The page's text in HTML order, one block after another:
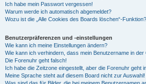
Ich habe mein Passwort vergessen!
Warum werde ich automatisch abgemeldet?
Wozu ist die „Alle Cookies des Boards löschen“-Funktion?
Benutzerpräferenzen und -einstellungen
Wie kann ich meine Einstellungen ändern?
Wie kann ich verhindern, dass mein Benutzername in
Die Forenuhr geht falsch!
Ich habe die Zeitzone eingestellt, aber die Forenuhr geht
Meine Sprache steht auf diesem Board nicht zur Auswahl!